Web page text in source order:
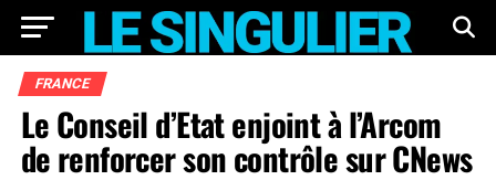
FRANCE
Le Conseil d’Etat enjoint à l’Arcom
de renforcer son contrôle sur CNews